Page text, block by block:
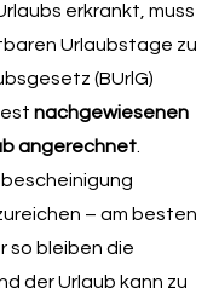
erkrankt, muss
Urlaubstage zu
(BUrlG)
nachgewiesenen
angerechnet.
– am besten
so bleiben die
der Urlaub kann zu